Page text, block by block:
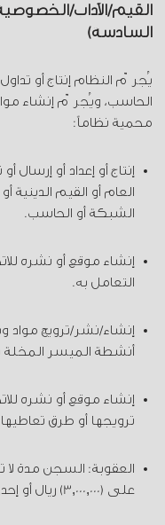
القيم/الآداب/الخصوصية
السادسة)
يُجرّم النظام إنتاج أو
الحاسب، ويُجرّم إنشاء
محمية نظاماً:
إنتاج أو إعداد أو
العام أو القيم الدينية
الشبكة أو الحاسب.
إنشاء موقع أو نشره
التعامل به.
إنشاء/نشر/ترويج مواد
أنشطة الميسر المخلة
إنشاء موقع أو نشره
ترويجها أو طرق
العقوبة: السجن مدة
على (3,000,000) ريال أو إحدى العقوبتين.